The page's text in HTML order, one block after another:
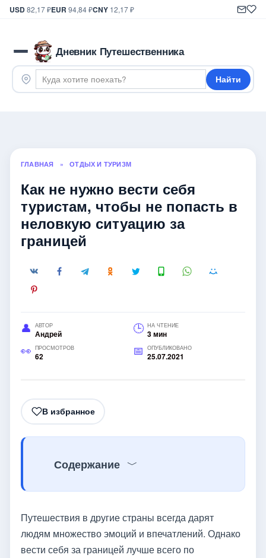
USD82,17 ₽EUR 94,84 ₽CNY 12,17 ₽
Дневник Путешественника
Найти
ГЛАВНАЯ » ОТДЫХ И ТУРИЗМ
Как не нужно вести себя
туристам, чтобы не попасть в
неловкую ситуацию за
границей
АВТОР
Андрей
НА ЧТЕНИЕ
3 мин
ПРОСМОТРОВ
62
ОПУБЛИКОВАНО
25.07.2021
В избранное
Содержание
Путешествия в другие страны всегда дарят
людям множество эмоций и впечатлений. Однако
вести себя за границей лучше всего по